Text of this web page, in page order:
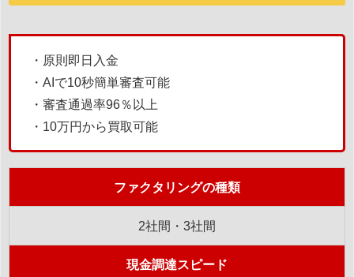
・原則即日入金
・AIで10秒簡単審査可能
・審査通過率96％以上
・10万円から買取可能
ファクタリングの種類
2社間・3社間
現金調達スピード